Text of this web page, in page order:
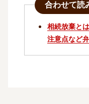
合わせて読
相続放棄と
注意点など